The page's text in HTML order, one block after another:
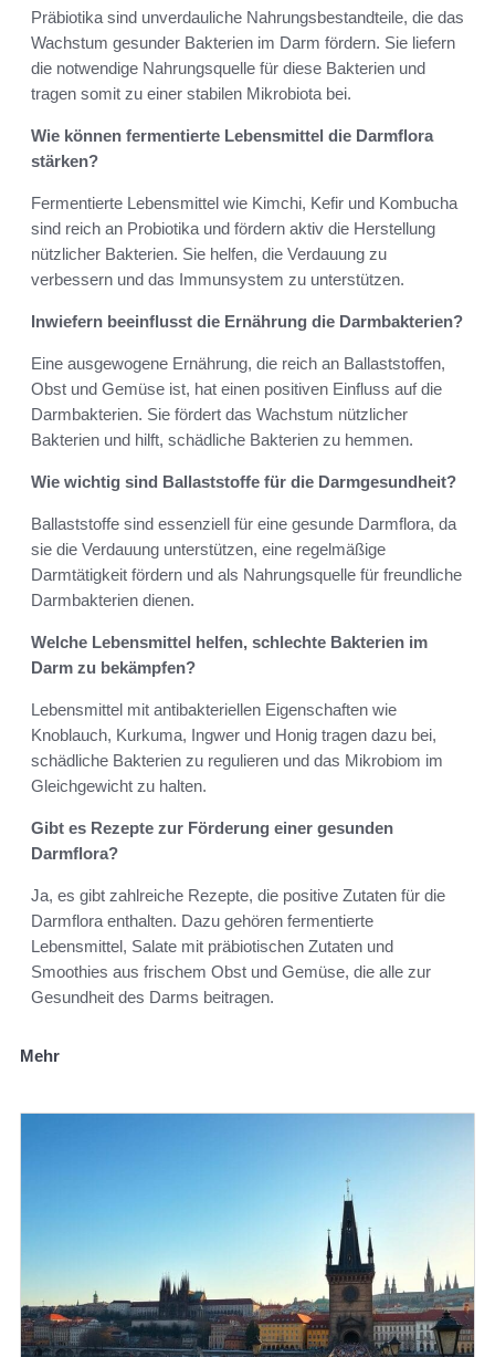
Präbiotika sind unverdauliche Nahrungsbestandteile, die das
Wachstum gesunder Bakterien im Darm fördern. Sie liefern
die notwendige Nahrungsquelle für diese Bakterien und
tragen somit zu einer stabilen Mikrobiota bei.
Wie können fermentierte Lebensmittel die Darmflora
stärken?
Fermentierte Lebensmittel wie Kimchi, Kefir und Kombucha
sind reich an Probiotika und fördern aktiv die Herstellung
nützlicher Bakterien. Sie helfen, die Verdauung zu
verbessern und das Immunsystem zu unterstützen.
Inwiefern beeinflusst die Ernährung die Darmbakterien?
Eine ausgewogene Ernährung, die reich an Ballaststoffen,
Obst und Gemüse ist, hat einen positiven Einfluss auf die
Darmbakterien. Sie fördert das Wachstum nützlicher
Bakterien und hilft, schädliche Bakterien zu hemmen.
Wie wichtig sind Ballaststoffe für die Darmgesundheit?
Ballaststoffe sind essenziell für eine gesunde Darmflora, da
sie die Verdauung unterstützen, eine regelmäßige
Darmtätigkeit fördern und als Nahrungsquelle für freundliche
Darmbakterien dienen.
Welche Lebensmittel helfen, schlechte Bakterien im
Darm zu bekämpfen?
Lebensmittel mit antibakteriellen Eigenschaften wie
Knoblauch, Kurkuma, Ingwer und Honig tragen dazu bei,
schädliche Bakterien zu regulieren und das Mikrobiom im
Gleichgewicht zu halten.
Gibt es Rezepte zur Förderung einer gesunden
Darmflora?
Ja, es gibt zahlreiche Rezepte, die positive Zutaten für die
Darmflora enthalten. Dazu gehören fermentierte
Lebensmittel, Salate mit präbiotischen Zutaten und
Smoothies aus frischem Obst und Gemüse, die alle zur
Gesundheit des Darms beitragen.
Mehr